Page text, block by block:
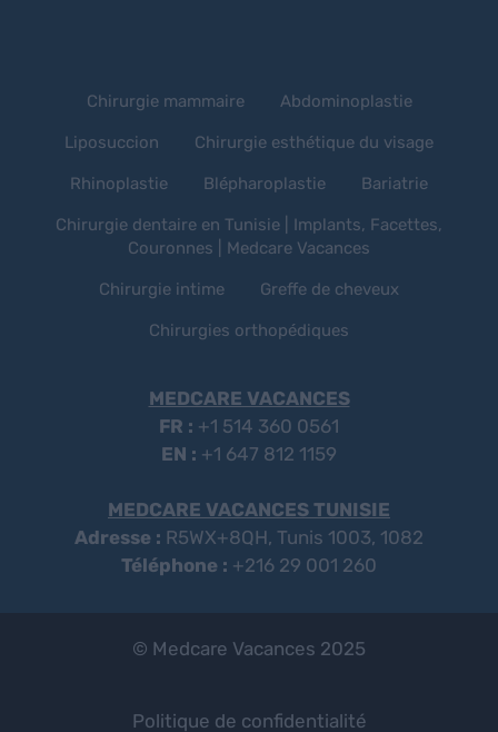
Chirurgie mammaire Abdominoplastie
Liposuccion Chirurgie esthétique du visage
Rhinoplastie Blépharoplastie Bariatrie
Chirurgie dentaire en Tunisie | Implants, Facettes,
Couronnes | Medcare Vacances
Chirurgie intime Greffe de cheveux
Chirurgies orthopédiques
MEDCARE VACANCES
FR : +1 514 360 0561
EN : +1 647 812 1159
MEDCARE VACANCES TUNISIE
Adresse : R5WX+8QH, Tunis 1003, 1082
Téléphone : +216 29 001 260
© Medcare Vacances 2025
Politique de confidentialité